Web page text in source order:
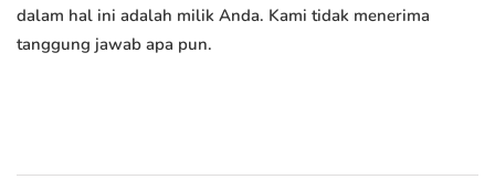
dalam hal ini adalah milik Anda. Kami tidak menerima
tanggung jawab apa pun.